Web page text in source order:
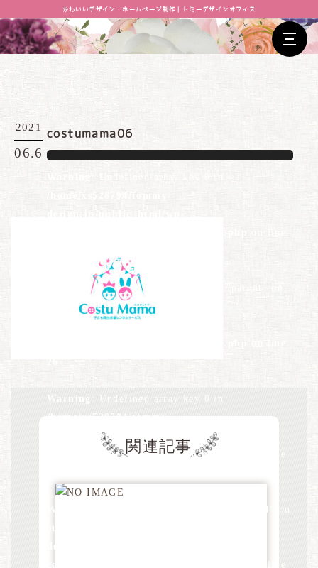
かわいいデザイン・ホームページ制作｜トミーデザインオフィス
2021
06.6
costumama06
Warning: Attempt to read property "parent" on
null in/home/xs528794/tommy-
Warning
: Undefined array key 0 in
/home/xs528794/tommy-
design.jp/public_html/wp-
content/themes/tommydesign/blog.php
on line
Warning
: Attempt to read property "term_id" on
null in
design.jp/public_html/wp-
content/themes/tommydesign/blog.php
関連記事